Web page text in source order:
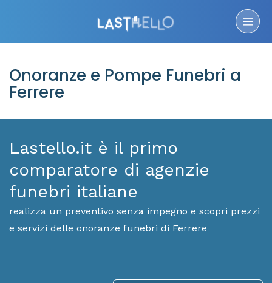
Onoranze e Pompe Funebri a
Ferrere
Lastello.it è il primo
comparatore di agenzie
funebri italiane
realizza un preventivo senza impegno e scopri prezzi
e servizi delle onoranze funebri di Ferrere